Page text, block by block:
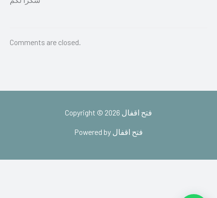
Comments are closed.
Copyright © 2026 فتح اقفال
Powered by فتح اقفال